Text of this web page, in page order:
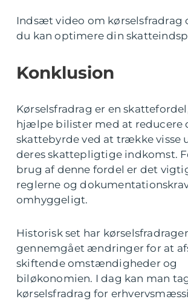
Indsæt video om kørselsfradrag
du kan optimere din
Konklusion
Kørselsfradrag er en
hjælpe bilister med at reducere
skattebyrde ved at trække visse
deres skattepligtige indkomst.
brug af denne fordel er det
reglerne og
omhyggeligt.
Historisk set har
gennemgået ændringer for at
skiftende omstændigheder og
biløkonomien. I dag kan man
kørselsfradrag for